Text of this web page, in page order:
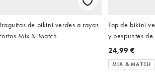
de bikini verdes a rayas
Mix & Match
Top de bikini
y pespuntes
DESIGN
24,99 €
MIX & MATCH